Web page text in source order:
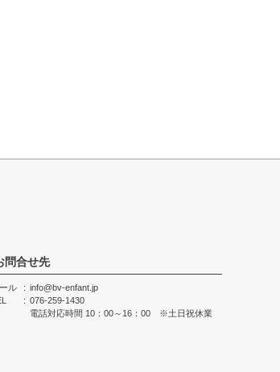
問合せ先
ル
info@bv-enfant.jp
076-259-1430
電話対応時間 10：00～16：00 ※土日祝休業